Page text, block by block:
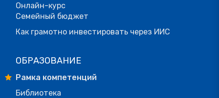
Онлайн-курс
Семейный бюджет
Как грамотно инвестировать через ИИС
ОБРАЗОВАНИЕ
Рамка компетенций
Библиотека